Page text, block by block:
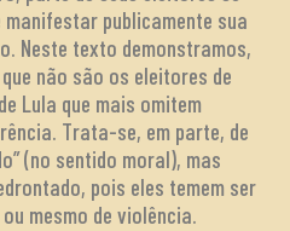
publicamente sua
Neste texto demonstramos,
não são os eleitores de
Lula que mais omitem
Trata-se, em parte, de
(no sentido moral), mas
pois eles temem ser
mesmo de violência.